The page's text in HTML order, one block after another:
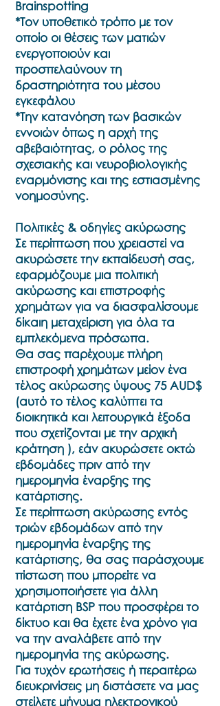
Brainspotting
*Τον υποθετικό τρόπο με τον
οποίο οι θέσεις των ματιών
ενεργοποιούν και
προσπελαύνουν τη
δραστηριότητα του μέσου
εγκεφάλου
*Την κατανόηση των βασικών
εννοιών όπως η αρχή της
αβεβαιότητας, ο ρόλος της
σχεσιακής και νευροβιολογικής
εναρμόνισης και της εστιασμένης
νοημοσύνης.
Πολιτικές & οδηγίες ακύρωσης
Σε περίπτωση που χρειαστεί να
ακυρώσετε την εκπαίδευσή σας,
εφαρμόζουμε μια πολιτική
ακύρωσης και επιστροφής
χρημάτων για να διασφαλίσουμε
δίκαιη μεταχείριση για όλα τα
εμπλεκόμενα πρόσωπα.
Θα σας παρέχουμε πλήρη
επιστροφή χρημάτων μείον ένα
τέλος ακύρωσης ύψους 75 AUD$
(αυτό το τέλος καλύπτει τα
διοικητικά και λειτουργικά έξοδα
που σχετίζονται με την αρχική
κράτηση ), εάν ακυρώσετε οκτώ
εβδομάδες πριν από την
ημερομηνία έναρξης της
κατάρτισης.
Σε περίπτωση ακύρωσης εντός
τριών εβδομάδων από την
ημερομηνία έναρξης της
κατάρτισης, θα σας παράσχουμε
πίστωση που μπορείτε να
χρησιμοποιήσετε για άλλη
κατάρτιση BSP που προσφέρει το
δίκτυο και θα έχετε ένα χρόνο για
να την αναλάβετε από την
ημερομηνία της ακύρωσης.
Για τυχόν ερωτήσεις ή περαιτέρω
διευκρινίσεις μη διστάσετε να μας
στείλετε μήνυμα ηλεκτρονικού